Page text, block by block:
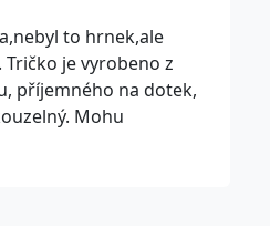
to hrnek,ale
je vyrobeno z
příjemného na dotek,
Mohu